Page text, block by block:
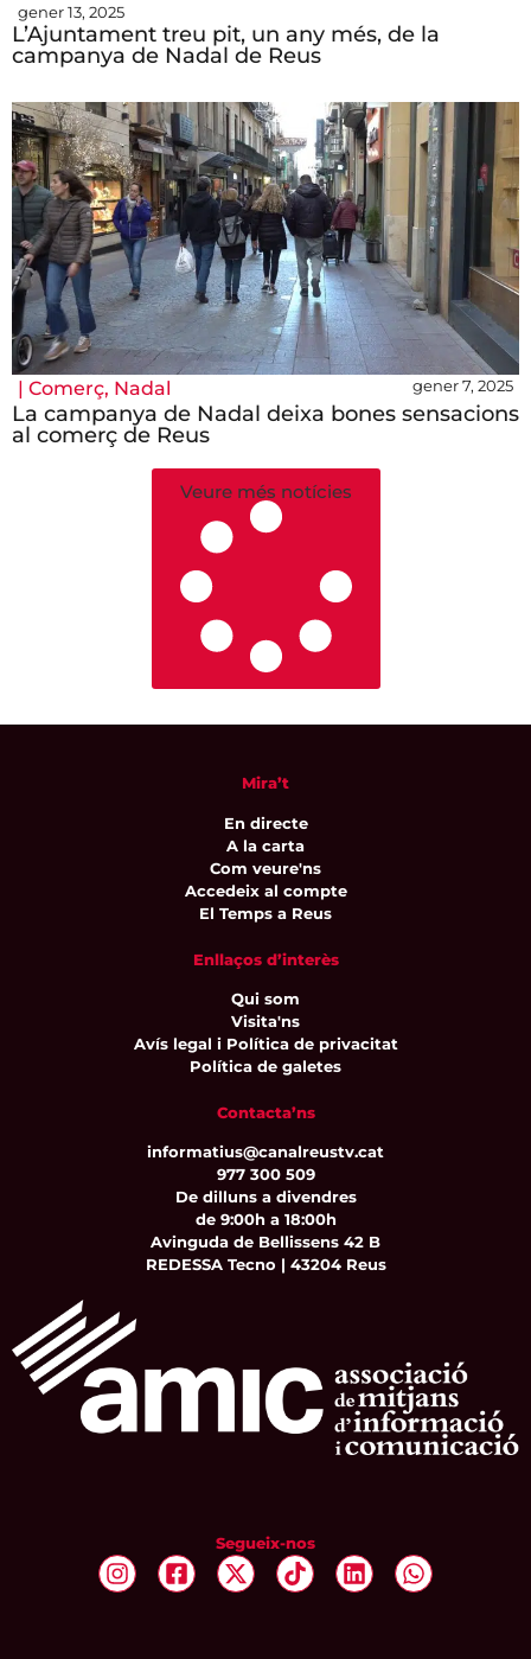
gener 13, 2025
L’Ajuntament treu pit, un any més, de la
campanya de Nadal de Reus
| Comerç, Nadal gener 7, 2025
La campanya de Nadal deixa bones sensacions
al comerç de Reus
Veure més notícies
Mira’t
En directe
A la carta
Com veure'ns
Accedeix al compte
El Temps a Reus
Enllaços d’interès
Qui som
Visita'ns
Avís legal i Política de privacitat
Política de galetes
Contacta’ns
informatius@canalreustv.cat
977 300 509
De dilluns a divendres
de 9:00h a 18:00h
Avinguda de Bellissens 42 B
REDESSA Tecno | 43204 Reus
Segueix-nos